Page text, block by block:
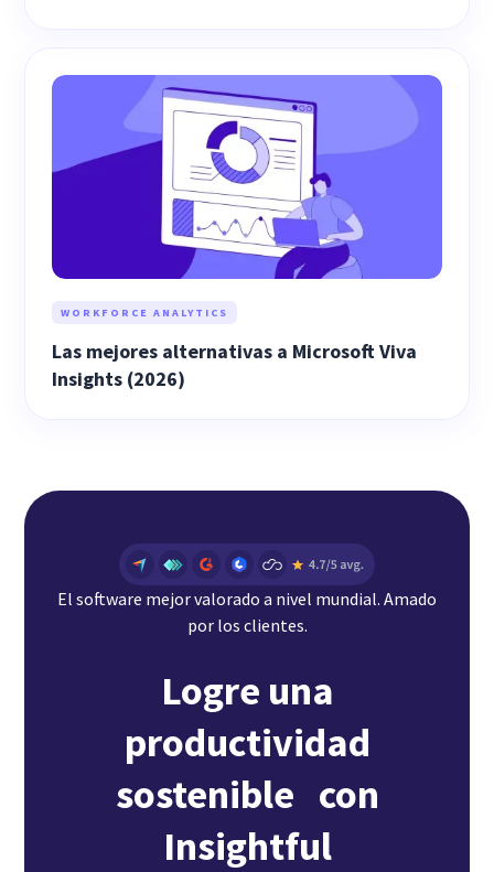
WORKFORCE ANALYTICS
Las mejores alternativas a Microsoft Viva
Insights (2026)
El software mejor valorado a nivel mundial. Amado
por los clientes.
Logre una
productividad
sostenible con
Insightful